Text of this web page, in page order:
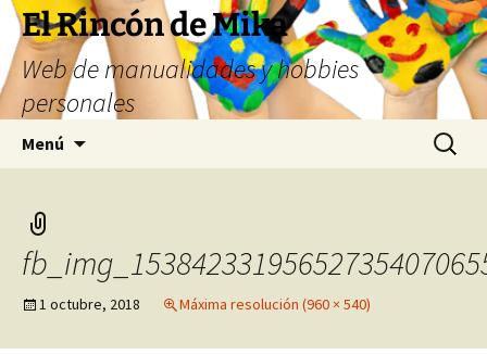
Saltar
contenido
El Rincón de Mika
Web de manualidades y hobbies
personales
Menú Buscar:
1 octubre, 2018 Máxima resolución (960 × 540)